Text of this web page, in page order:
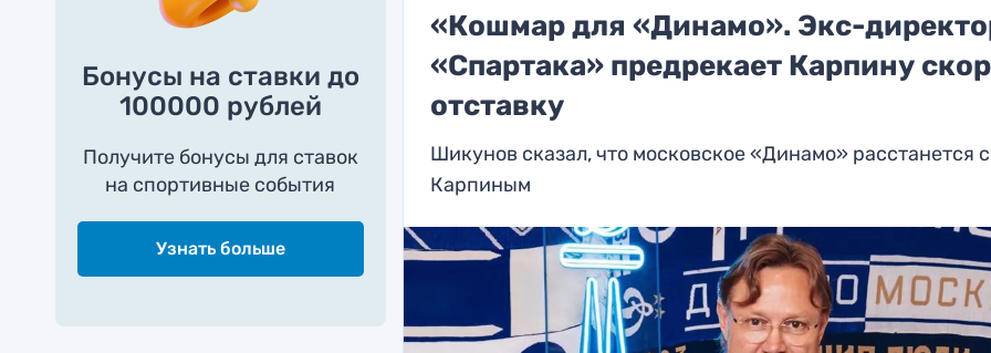
Бонусы на ставки до
100000 рублей
Получите бонусы для ставок
на спортивные события
Узнать больше
«Кошмар для «Динамо». Экс-
«Спартака» предрекает Карпину
отставку
Шикунов сказал, что московское «Динамо» расстанется с
Карпиным